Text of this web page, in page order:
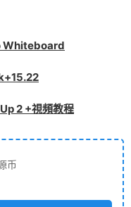
Whiteboard
2 +視頻教程
币